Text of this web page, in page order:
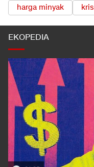
harga minyak
EKOPEDIA